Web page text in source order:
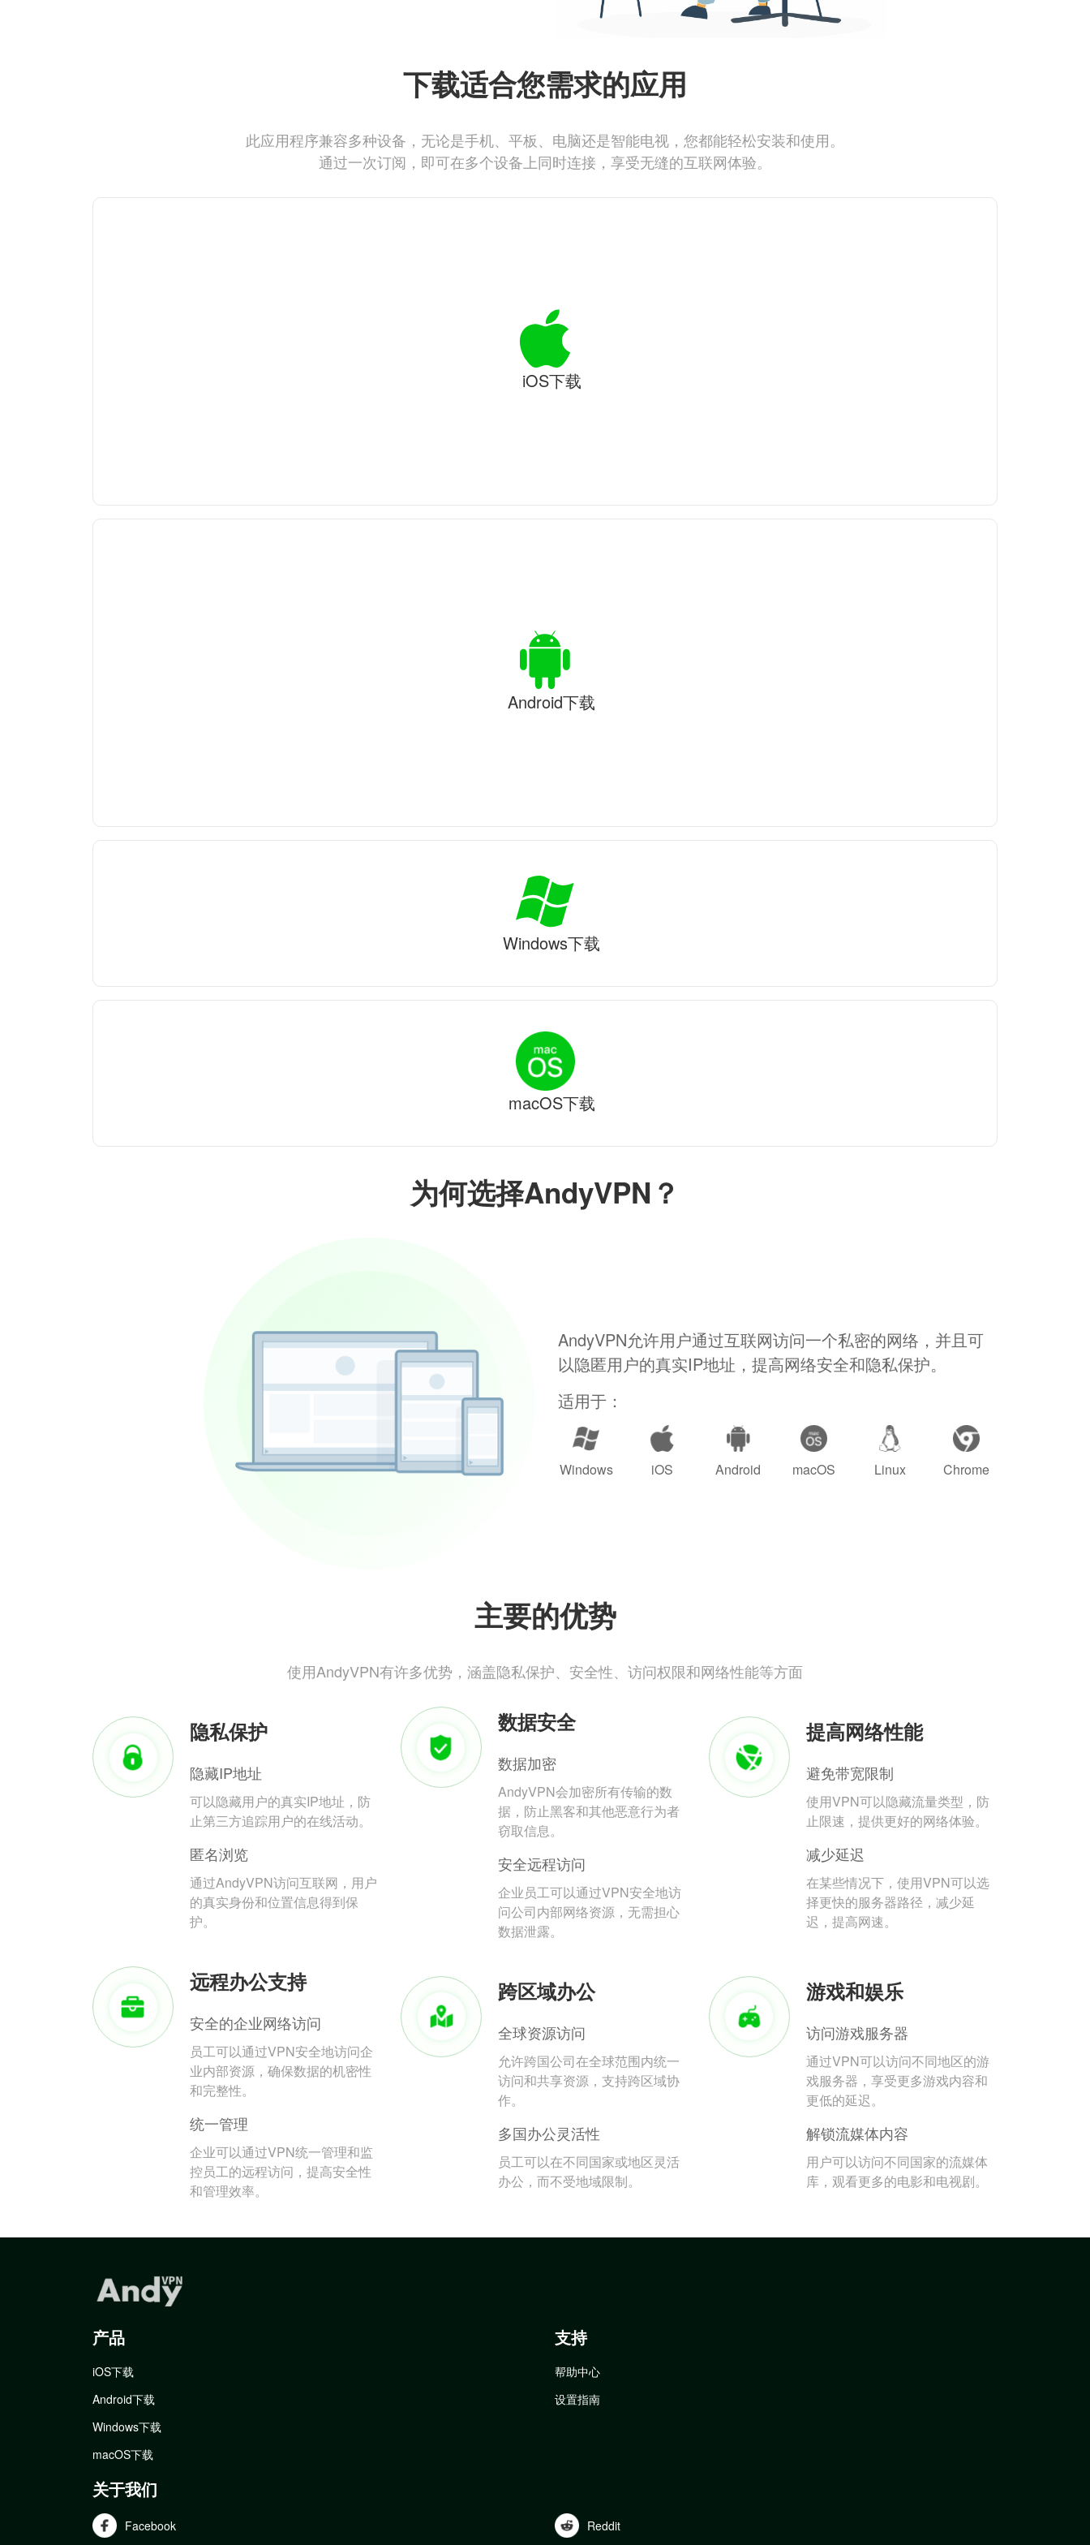
为何选择AndyVPN？
AndyVPN允许用户通过互联网访问一个私密的网络，并且可
以隐匿用户的真实IP地址，提高网络安全和隐私保护。
适用于：
Windows iOS Android macOS Linux Chrome
主要的优势
使用AndyVPN有许多优势，涵盖隐私保护、安全性、访问权限和网络性能等方面
隐私保护
隐藏IP地址
可以隐藏用户的真实IP地址，防
止第三方追踪用户的在线活动。
匿名浏览
通过AndyVPN访问互联网，用户
的真实身份和位置信息得到保
护。
数据安全
数据加密
AndyVPN会加密所有传输的数
据，防止黑客和其他恶意行为者
窃取信息。
安全远程访问
企业员工可以通过VPN安全地访
问公司内部网络资源，无需担心
数据泄露。
提高网络性能
避免带宽限制
使用VPN可以隐藏流量类型，防
止限速，提供更好的网络体验。
减少延迟
在某些情况下，使用VPN可以选
择更快的服务器路径，减少延
迟，提高网速。
远程办公支持
安全的企业网络访问
员工可以通过VPN安全地访问企
业内部资源，确保数据的机密性
和完整性。
统一管理
企业可以通过VPN统一管理和监
控员工的远程访问，提高安全性
和管理效率。
跨区域办公
全球资源访问
允许跨国公司在全球范围内统一
访问和共享资源，支持跨区域协
作。
多国办公灵活性
员工可以在不同国家或地区灵活
办公，而不受地域限制。
游戏和娱乐
访问游戏服务器
通过VPN可以访问不同地区的游
戏服务器，享受更多游戏内容和
更低的延迟。
解锁流媒体内容
用户可以访问不同国家的流媒体
库，观看更多的电影和电视剧。
下载适合您需求的应用
此应用程序兼容多种设备，无论是手机、平板、电脑还是智能电视，您都能轻松安装和使用。
通过一次订阅，即可在多个设备上同时连接，享受无缝的互联网体验。
iOS下载
Android下载
Windows下载
macOS下载
产品
iOS下载
Android下载
Windows下载
macOS下载
支持
帮助中心
设置指南
关于我们
Facebook Reddit